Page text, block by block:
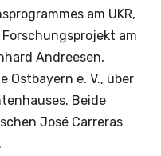
am UKR,
am
Andreesen,
Ostbayern e. V., über
Beide
José Carreras